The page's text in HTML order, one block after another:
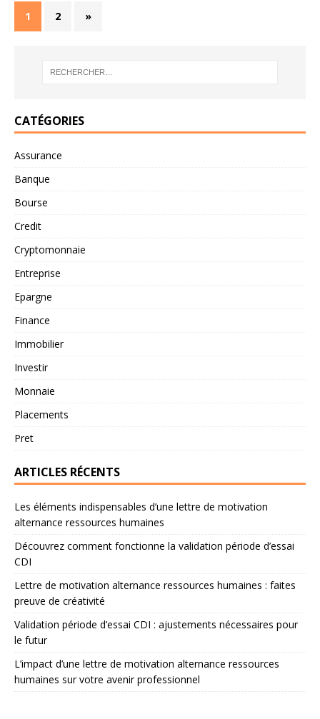
1 2 »
CATÉGORIES
Assurance
Banque
Bourse
Credit
Cryptomonnaie
Entreprise
Epargne
Finance
Immobilier
Investir
Monnaie
Placements
Pret
ARTICLES RÉCENTS
Les éléments indispensables d’une lettre de motivation
alternance ressources humaines
Découvrez comment fonctionne la validation période d’essai
CDI
Lettre de motivation alternance ressources humaines : faites
preuve de créativité
Validation période d’essai CDI : ajustements nécessaires pour
le futur
L’impact d’une lettre de motivation alternance ressources
humaines sur votre avenir professionnel